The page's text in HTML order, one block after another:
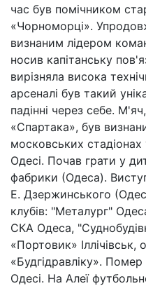
час був помічником
«Чорноморці».
визнаним лідером
носив капітанську
вирізняла висока
арсеналі був такий
падінні через себе.
«Спартака», був
московських
Одесі. Почав грати у
фабрики (Одеса).
Е. Дзержинського
клубів: "Металург"
СКА Одеса,
«Портовик» Іллічівськ,
«Будгідравліку».
Одесі. На Алеї